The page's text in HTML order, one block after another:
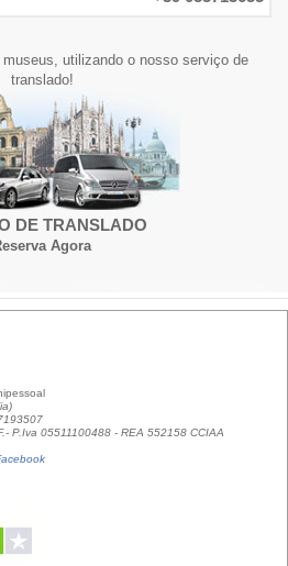
utilizando o nosso serviço de
translado!
DE TRANSLADO
Agora
P.Iva 05511100488 - REA 552158 CCIAA